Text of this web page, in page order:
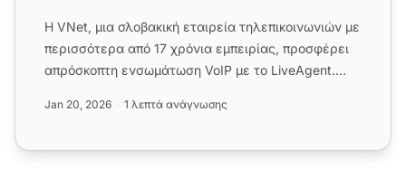
Η VNet, μια σλοβακική εταιρεία τηλεπικοινωνιών με
περισσότερα από 17 χρόνια εμπειρίας, προσφέρει
απρόσκοπτη ενσωμάτωση VoIP με το LiveAgent.
Jan 20, 2026 1 λεπτά ανάγνωσης